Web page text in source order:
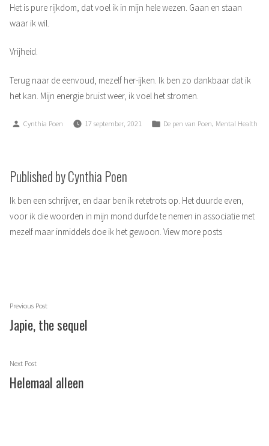
Het is pure rijkdom, dat voel ik in mijn hele wezen. Gaan en staan
waar ik wil.
Vrijheid.
Terug naar de eenvoud, mezelf her-ijken. Ik ben zo dankbaar dat ik
het kan. Mijn energie bruist weer, ik voel het stromen.
Posted
Cynthia Poen 17 september, 2021
Posted
De pen van Poen, Mental Health
Published by Cynthia Poen
Ik ben een schrijver, en daar ben ik retetrots op. Het duurde even,
voor ik die woorden in mijn mond durfde te nemen in associatie met
mezelf maar inmiddels doe ik het gewoon. View more posts
Berichtnavigatie
Previous PostPrevious
post:
Japie, the sequel
Next PostNext
post:
Helemaal alleen